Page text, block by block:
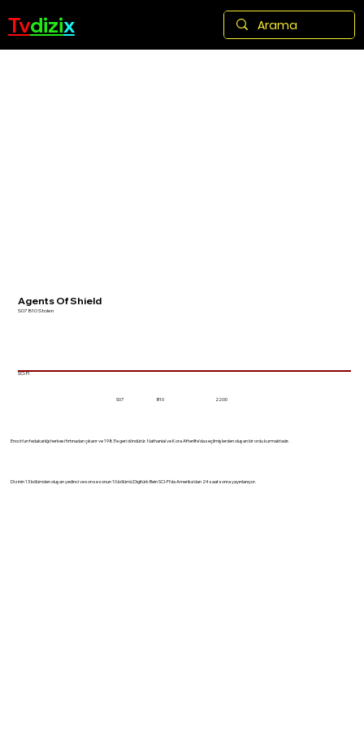
Tvdizix
Agents Of Shield
S07 B10 Stolen
SCI-FI
S07 B10 22:00
Enoch'un fedakarlığı herkesi fırtınadan çıkarır ve 1983'e geri döndürür. Nathanial ve Kora Afterlife'da seçilmişlerden oluşan bir ordu kurmaktadır.
Dizinin 13 bölümden oluşan yedinci ve son sezonun 10.bölümü Digitürk Bein SCI-FI'da Amerika'dan 24 saat sonra yayınlanıyor.